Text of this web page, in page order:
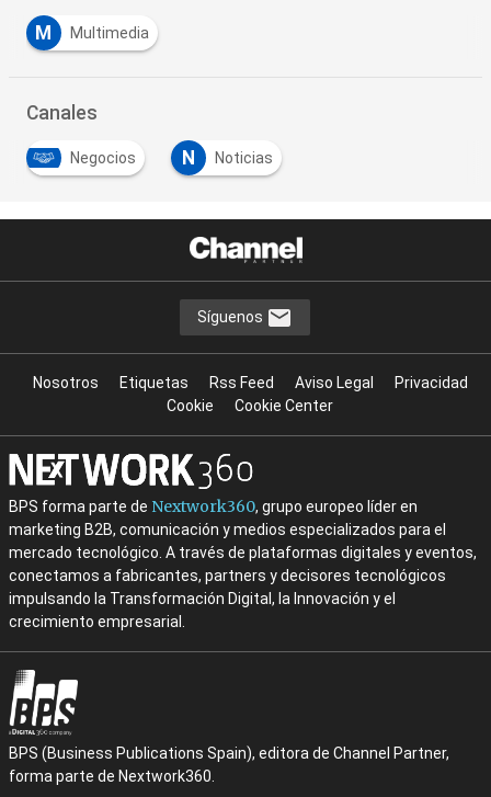
M Multimedia
Canales
Negocios N Noticias
Síguenos
Nosotros Etiquetas Rss Feed Aviso Legal
Privacidad
Cookie
Cookie Center
BPS forma parte de Nextwork360, grupo europeo líder en
marketing B2B, comunicación y medios especializados para el
mercado tecnológico. A través de plataformas digitales y eventos,
conectamos a fabricantes, partners y decisores tecnológicos
impulsando la Transformación Digital, la Innovación y el
crecimiento empresarial.
BPS (Business Publications Spain), editora de Channel Partner,
forma parte de Nextwork360.